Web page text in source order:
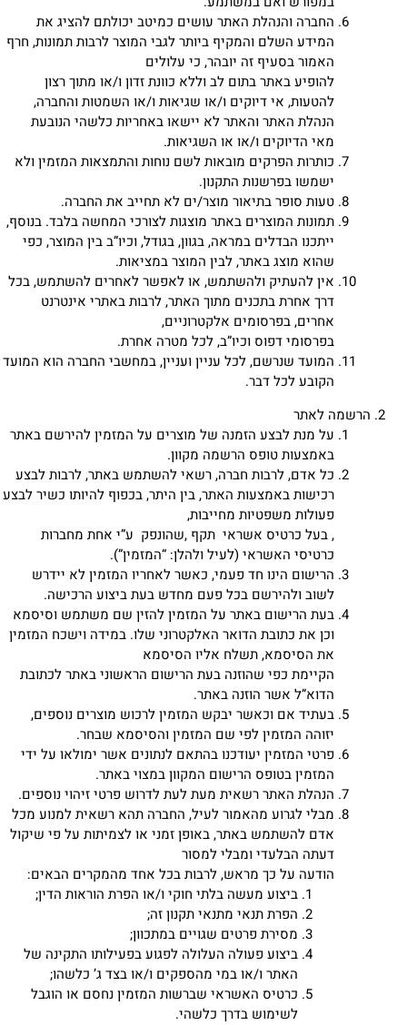
החברה והנהלת האתר עושים כמיטב יכולתם להציג את
המידע השלם והמקיף ביותר לגבי המוצר לרבות תמונות, חרף
האמור בסעיף זה יובהר, כי עלולים
להופיע באתר בתום לב וללא כוונת זדון ו/או מתוך רצון
להטעות, אי דיוקים ו/או שגיאות ו/או השמטות והחברה,
הנהלת האתר והאתר לא יישאו באחריות כלשהי הנובעת
מאי הדיוקים ו/או או השגיאות.
כותרות הפרקים מובאות לשם נוחות והתמצאות המזמין ולא
ישמשו בפרשנות התקנון.
טעות סופר בתיאור מוצר/ים לא תחייב את החברה.
תמונות המוצרים באתר מוצגות לצורכי המחשה בלבד. בנוסף,
ייתכנו הבדלים במראה, בגוון, בגודל, וכיו”ב בין המוצר, כפי
שהוא מוצג באתר, לבין המוצר במציאות.
אין להעתיק ולהשתמש, או לאפשר לאחרים להשתמש, בכל
דרך אחרת בתכנים מתוך האתר, לרבות באתרי אינטרנט
אחרים, בפרסומים אלקטרוניים,
בפרסומי דפוס וכיו”ב, לכל מטרה אחרת.
המועד שנרשם, לכל עניין ועניין, במחשבי החברה הוא המועד
הקובע לכל דבר.
הרשמה לאתר
על מנת לבצע הזמנה של מוצרים על המזמין להירשם באתר
באמצעות טופס הרשמה מקוון.
כל אדם, לרבות חברה, רשאי להשתמש באתר, לרבות לבצע
רכישות באמצעות האתר, בין היתר, בכפוף להיותו כשיר לבצע
פעולות משפטיות מחייבות,
, בעל כרטיס אשראי תקף ,שהונפק ע”י אחת מחברות
כרטיסי האשראי (לעיל ולהלן: “המזמין”).
הרישום הינו חד פעמי, כאשר לאחריו המזמין לא יידרש
לשוב ולהירשם בכל פעם מחדש בעת ביצוע הרכישה.
בעת הרישום באתר על המזמין להזין שם משתמש וסיסמא
וכן את כתובת הדואר האלקטרוני שלו. במידה וישכח המזמין
את הסיסמא, תשלח אליו הסיסמא
הקיימת כפי שהוזנה בעת הרישום הראשוני באתר לכתובת
הדוא”ל אשר הוזנה באתר.
בעתיד אם וכאשר יבקש המזמין לרכוש מוצרים נוספים,
יזוהה המזמין לפי שם המזמין והסיסמא שבחר.
פרטי המזמין יעודכנו בהתאם לנתונים אשר ימולאו על ידי
המזמין בטופס הרישום המקוון במצוי באתר.
הנהלת האתר רשאית מעת לעת לדרוש פרטי זיהוי נוספים.
מבלי לגרוע מהאמור לעיל, החברה תהא רשאית למנוע מכל
אדם להשתמש באתר, באופן זמני או לצמיתות על פי שיקול
דעתה הבלעדי ומבלי למסור
הודעה על כך מראש, לרבות בכל אחד מהמקרים הבאים:
ביצוע מעשה בלתי חוקי ו/או הפרת הוראות הדין;
הפרת תנאי מתנאי תקנון זה;
מסירת פרטים שגויים במתכוון;
ביצוע פעולה העלולה לפגוע בפעילותו התקינה של
האתר ו/או במי מהספקים ו/או בצד ג’ כלשהו;
כרטיס האשראי שברשות המזמין נחסם או הוגבל
לשימוש בדרך כלשהי.